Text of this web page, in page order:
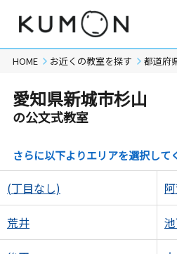
HOME お近くの教室を探す 都道府
愛知県新城市杉山
の公文式教室
さらに以下よりエリアを選択して
(丁目なし)
荒井